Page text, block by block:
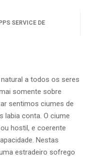
SERVICE DE
a todos os seres
somente sobre
sentimos ciumes de
labia conta. O ciume
hostil, e coerente
Nestas
estradeiro sofrego